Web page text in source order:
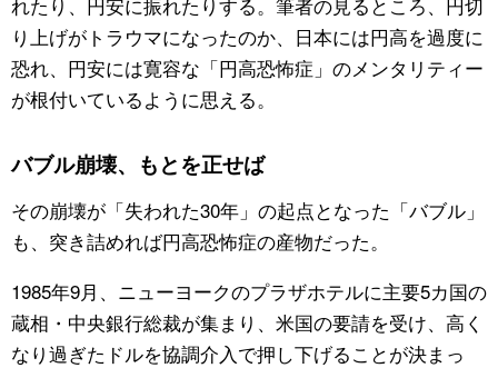
り上げがトラウマになったのか、日本には円高を過度に
恐れ、円安には寛容な「円高恐怖症」のメンタリティー
が根付いているように思える。
バブル崩壊、もとを正せば
その崩壊が「失われた30年」の起点となった「バブル」
も、突き詰めれば円高恐怖症の産物だった。
1985年9月、ニューヨークのプラザホテルに主要5カ国の
蔵相・中央銀行総裁が集まり、米国の要請を受け、高く
なり過ぎたドルを協調介入で押し下げることが決まっ